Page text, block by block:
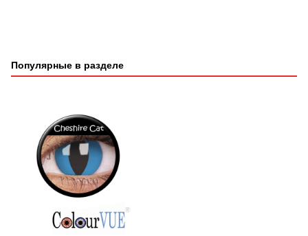
Популярные в разделе